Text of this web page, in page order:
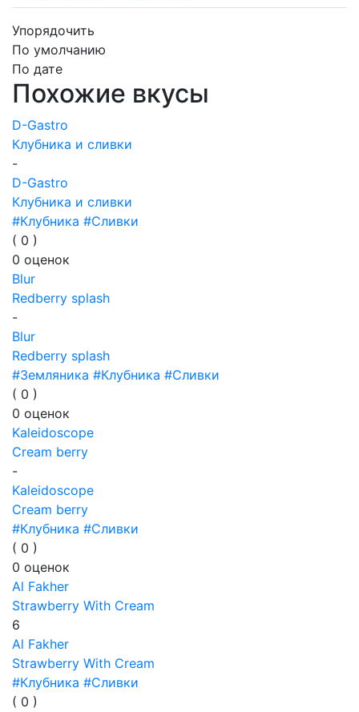
Упорядочить
По умолчанию
По дате
Похожие вкусы
D-Gastro
Клубника и сливки
-
D-Gastro
Клубника и сливки
#Клубника #Сливки
( 0 )
0 оценок
Blur
Redberry splash
-
Blur
Redberry splash
#Земляника #Клубника #Сливки
( 0 )
0 оценок
Kaleidoscope
Cream berry
-
Kaleidoscope
Cream berry
#Клубника #Сливки
( 0 )
0 оценок
Al Fakher
Strawberry With Cream
6
Al Fakher
Strawberry With Cream
#Клубника #Сливки
( 0 )